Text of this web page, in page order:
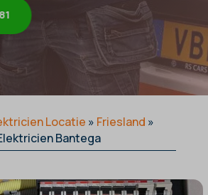
Locatie » Friesland »
Bantega